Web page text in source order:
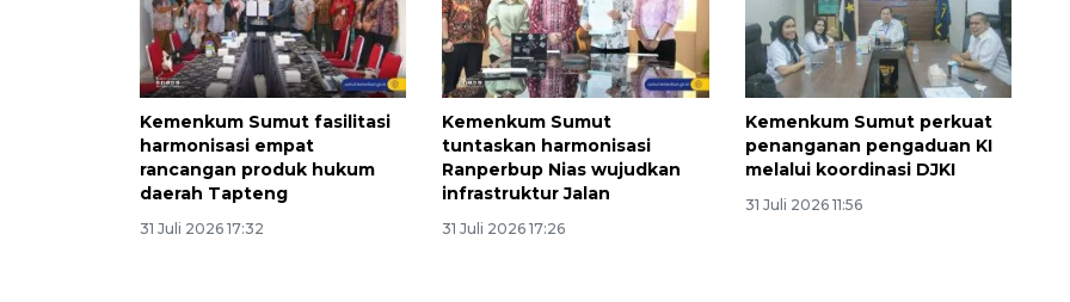
Kemenkum Sumut fasilitasi
harmonisasi empat
rancangan produk hukum
daerah Tapteng
31 Juli 2026 17:32
Kemenkum Sumut
tuntaskan harmonisasi
Ranperbup Nias wujudkan
infrastruktur Jalan
31 Juli 2026 17:26
Kemenkum Sumut perkuat
penanganan pengaduan KI
melalui koordinasi DJKI
31 Juli 2026 11:56
2026-08-06 06:30:00